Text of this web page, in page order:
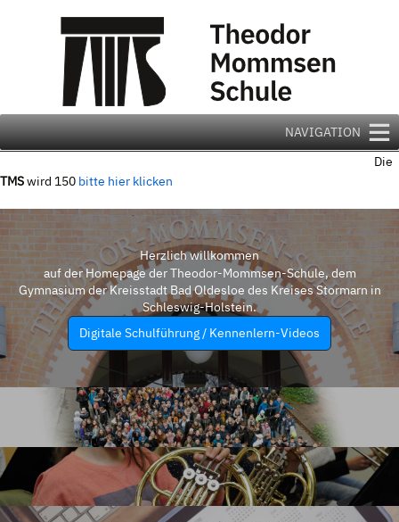
NAVIGATION
Die
TMSwird 150 bitte hier klicken
Herzlich willkommen
auf der Homepage der Theodor-Mommsen-Schule, dem
Gymnasium der Kreisstadt Bad Oldesloe des Kreises Stormarn in
Schleswig-Holstein.
Digitale Schulführung / Kennenlern-Videos